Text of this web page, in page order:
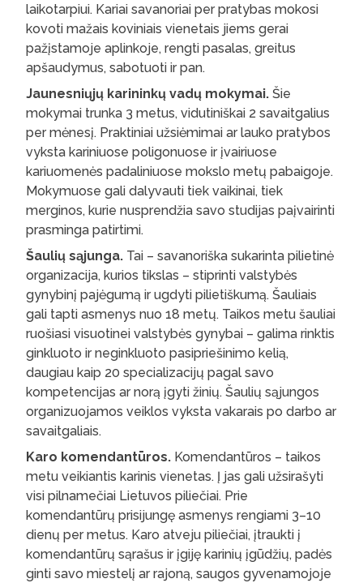
laikotarpiui. Kariai savanoriai per pratybas mokosi
kovoti mažais koviniais vienetais jiems gerai
pažįstamoje aplinkoje, rengti pasalas, greitus
apšaudymus, sabotuoti ir pan.
Jaunesniųjų karininkų vadų mokymai. Šie
mokymai trunka 3 metus, vidutiniškai 2 savaitgalius
per mėnesį. Praktiniai užsiėmimai ar lauko pratybos
vyksta kariniuose poligonuose ir įvairiuose
kariuomenės padaliniuose mokslo metų pabaigoje.
Mokymuose gali dalyvauti tiek vaikinai, tiek
merginos, kurie nusprendžia savo studijas paįvairinti
prasminga patirtimi.
Šaulių sąjunga. Tai – savanoriška sukarinta pilietinė
organizacija, kurios tikslas – stiprinti valstybės
gynybinį pajėgumą ir ugdyti pilietiškumą. Šauliais
gali tapti asmenys nuo 18 metų. Taikos metu šauliai
ruošiasi visuotinei valstybės gynybai – galima rinktis
ginkluoto ir neginkluoto pasipriešinimo kelią,
daugiau kaip 20 specializacijų pagal savo
kompetencijas ar norą įgyti žinių. Šaulių sąjungos
organizuojamos veiklos vyksta vakarais po darbo ar
savaitgaliais.
Karo komendantūros. Komendantūros – taikos
metu veikiantis karinis vienetas. Į jas gali užsirašyti
visi pilnamečiai Lietuvos piliečiai. Prie
komendantūrų prisijungę asmenys rengiami 3–10
dienų per metus. Karo atveju piliečiai, įtraukti į
komendantūrų sąrašus ir įgiję karinių įgūdžių, padės
ginti savo miestelį ar rajoną, saugos gyvenamojoje